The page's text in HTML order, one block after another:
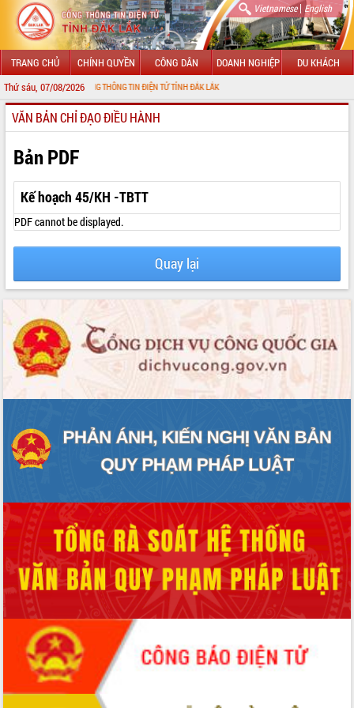
Vietnamese| English
TRANG CHỦ CHÍNH QUYỀN CÔNG DÂN DOANH NGHIỆP DU KHÁCH
Thứ sáu, 07/08/2026
ĐẾN VỚI CỔNG THÔNG TIN ĐIỆN TỬ TỈNH ĐẮK LẮK
GIỚI THIỆU
LÃNH ĐẠO UBND TỈNH
TIN TỨC SỰ KIỆN
SỞ, BAN, NGÀNH
UBND CÁC XÃ, PHƯỜNG
THÔNG TIN CHỈ ĐẠO ĐIỀU HÀNH
VĂN BẢN HĐND TỈNH
ĐIỂM TIN VĂN BẢN
VĂN BẢN CHỈ ĐẠO ĐIỀU HÀNH
Bản PDF
Kế hoạch 45/KH -TBTT
PDF cannot be displayed.
Quay lại